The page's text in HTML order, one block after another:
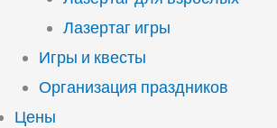
Лазертаг игры
Игры и квесты
Организация праздников
Цены